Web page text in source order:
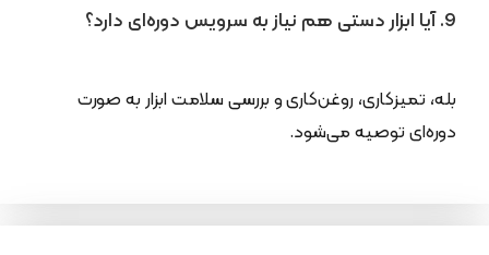
9. آیا ابزار دستی هم نیاز به سرویس دوره‌ای دارد؟
بله، تمیزکاری، روغن‌کاری و بررسی سلامت ابزار به صورت
دوره‌ای توصیه می‌شود.